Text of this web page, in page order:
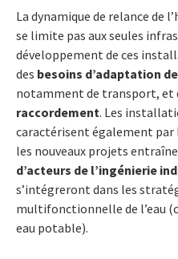
La dynamique de relance de
se limite pas aux seules
développement de ces
des besoins d’adaptation
notamment de transport, et
raccordement. Les
caractérisent également
les nouveaux projets
d’acteurs de l’ingénierie
s’intégreront dans les
multifonctionnelle de l’eau
eau potable).